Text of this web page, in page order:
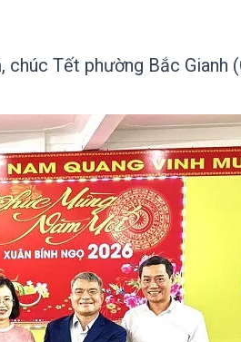
Tết phường Bắc Gianh